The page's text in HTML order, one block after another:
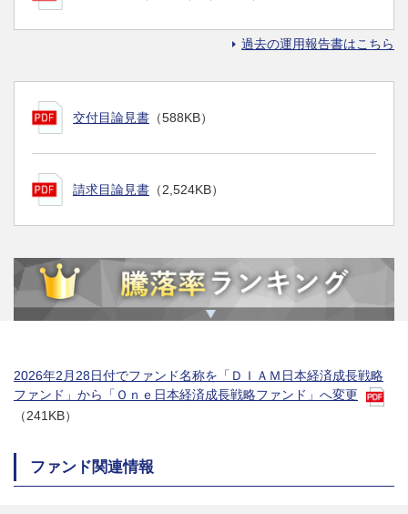
過去の運用報告書はこちら
交付目論見書 （588KB）
請求目論見書 （2,524KB）
2026年2月28日付でファンド名称を「ＤＩＡＭ日本経済成長戦略
ファンド」から「Ｏｎｅ日本経済成長戦略ファンド」へ変更
（241KB）
ファンド関連情報